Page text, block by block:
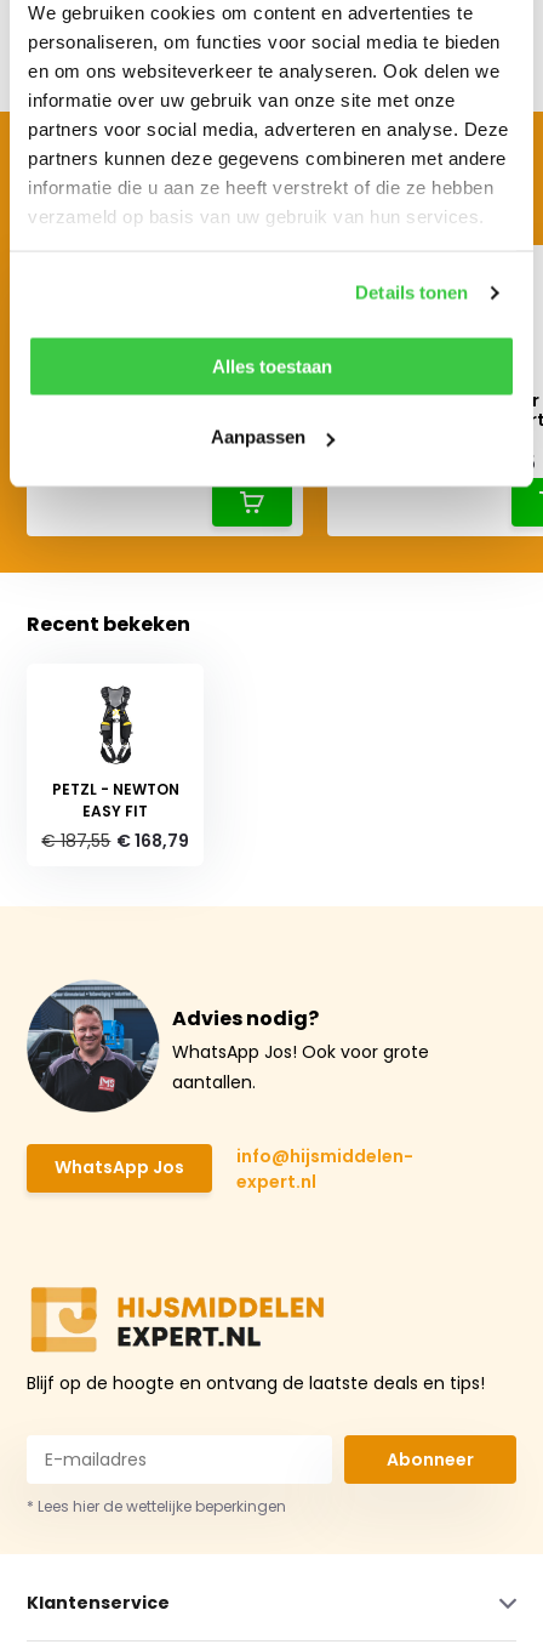
We gebruiken cookies om content en advertenties te
personaliseren, om functies voor social media te bieden
en om ons websiteverkeer te analyseren. Ook delen we
informatie over uw gebruik van onze site met onze
partners voor social media, adverteren en analyse. Deze
partners kunnen deze gegevens combineren met andere
informatie die u aan ze heeft verstrekt of die ze hebben
verzameld op basis van uw gebruik van hun services.
Details tonen
Alles toestaan
Aanpassen
BEKIJK OOK EENS
Vergelijkbare producten
PETZL Vertex Vent
PETZL Vizier voor
veiligheidshelm
€ 49,55
Recent bekeken
PETZL - NEWTON
EASY FIT
€ 187,55 € 168,79
Advies nodig?
WhatsApp Jos! Ook voor grote
aantallen.
WhatsApp Jos
info@hijsmiddelen-
expert.nl
Blijf op de hoogte en ontvang de laatste deals en tips!
Abonneer
* Lees hier de wettelijke beperkingen
Klantenservice